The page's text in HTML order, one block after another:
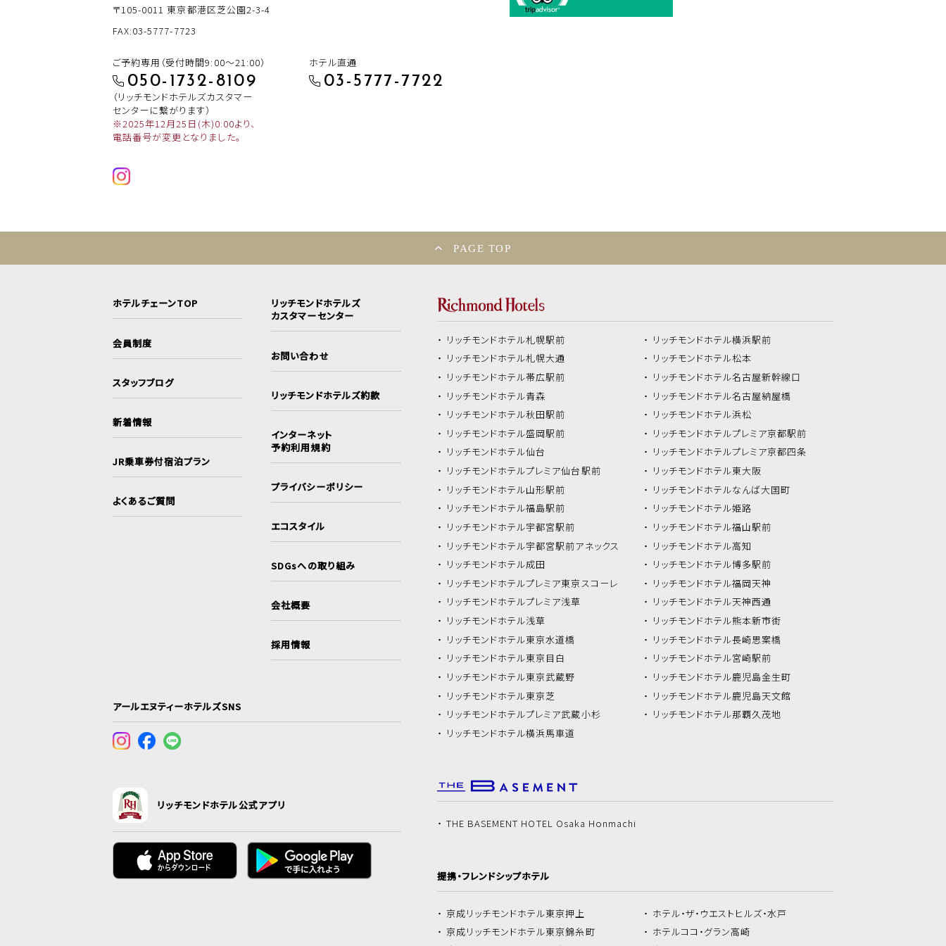
〒105-0011東京都港区芝公園2-3-4
FAX:03-5777-7723
ご予約専用（受付時間9:00～21:00）
050-1732-8109
（リッチモンドホテルズカスタマー
センターに繋がります）
※2025年12月25日(木)0:00より、
電話番号が変更となりました。
ホテル直通
03-5777-7722
PAGE TOP
ホテルチェーンTOP
会員制度
スタッフブログ
新着情報
JR乗車券付宿泊プラン
よくあるご質問
リッチモンドホテルズ
カスタマーセンター
お問い合わせ
リッチモンドホテルズ約款
インターネット
予約利用規約
プライバシーポリシー
エコスタイル
SDGsへの取り組み
会社概要
採用情報
アールエヌティーホテルズSNS
リッチモンドホテル公式アプリ
リッチモンドホテル札幌駅前
リッチモンドホテル札幌大通
リッチモンドホテル帯広駅前
リッチモンドホテル青森
リッチモンドホテル秋田駅前
リッチモンドホテル盛岡駅前
リッチモンドホテル仙台
リッチモンドホテルプレミア仙台駅前
リッチモンドホテル山形駅前
リッチモンドホテル福島駅前
リッチモンドホテル宇都宮駅前
リッチモンドホテル宇都宮駅前アネックス
リッチモンドホテル成田
リッチモンドホテルプレミア東京スコーレ
リッチモンドホテルプレミア浅草
リッチモンドホテル浅草
リッチモンドホテル東京水道橋
リッチモンドホテル東京目白
リッチモンドホテル東京武蔵野
リッチモンドホテル東京芝
リッチモンドホテルプレミア武蔵小杉
リッチモンドホテル横浜馬車道
リッチモンドホテル横浜駅前
リッチモンドホテル松本
リッチモンドホテル名古屋新幹線口
リッチモンドホテル名古屋納屋橋
リッチモンドホテル浜松
リッチモンドホテルプレミア京都駅前
リッチモンドホテルプレミア京都四条
リッチモンドホテル東大阪
リッチモンドホテルなんば大国町
リッチモンドホテル姫路
リッチモンドホテル福山駅前
リッチモンドホテル高知
リッチモンドホテル博多駅前
リッチモンドホテル福岡天神
リッチモンドホテル天神西通
リッチモンドホテル熊本新市街
リッチモンドホテル長崎思案橋
リッチモンドホテル宮崎駅前
リッチモンドホテル鹿児島金生町
リッチモンドホテル鹿児島天文館
リッチモンドホテル那覇久茂地
THE BASEMENT HOTEL Osaka Honmachi
提携・フレンドシップホテル
京成リッチモンドホテル東京押上 ホテル・ザ・ ウエストヒルズ・水戸
京成リッチモンドホテル東京錦糸町 ホテルココ・グラン高崎